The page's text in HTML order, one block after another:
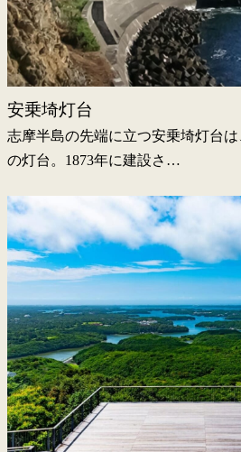
安乗埼灯台
志摩半島の先端に立つ安乗埼灯台
の灯台。1873年に建設さ…